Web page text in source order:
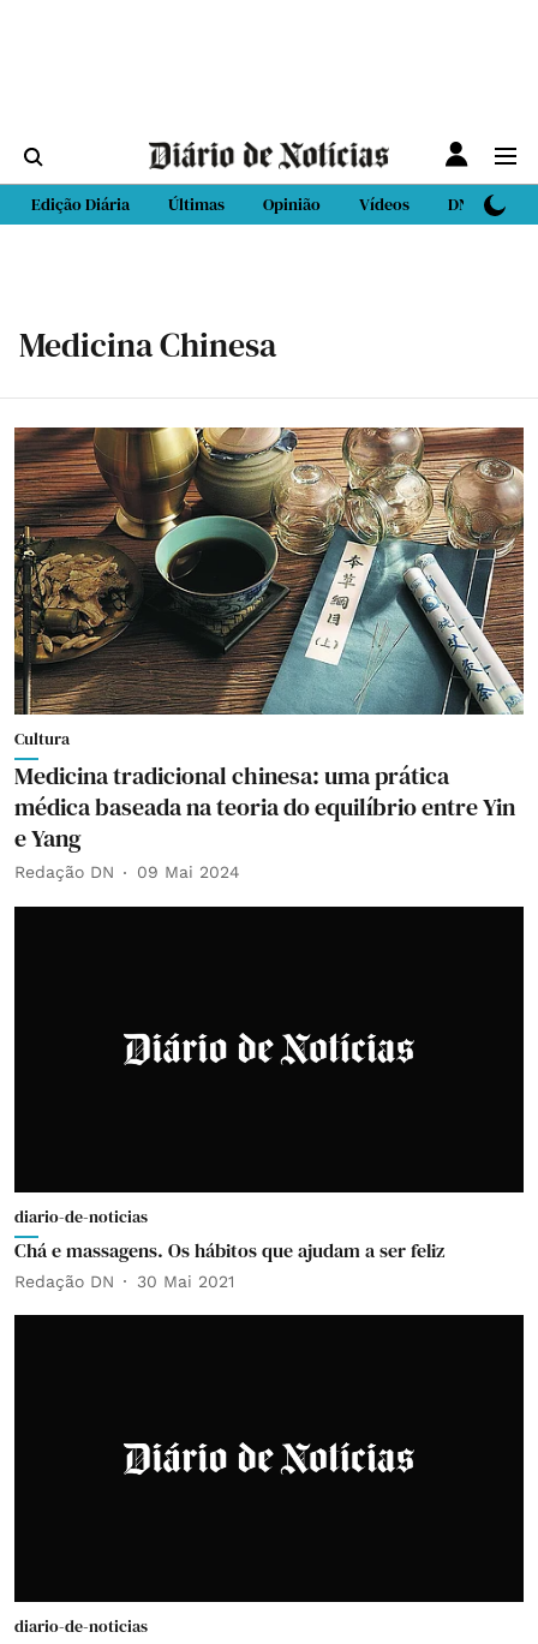
Edição Diária Últimas Opinião Vídeos DN Sport
Medicina Chinesa
Cultura
Medicina tradicional chinesa: uma prática
médica baseada na teoria do equilíbrio entre Yin
e Yang
Redação DN 09 Mai 2024
diario-de-noticias
Chá e massagens. Os hábitos que ajudam a ser feliz
Redação DN 30 Mai 2021
diario-de-noticias